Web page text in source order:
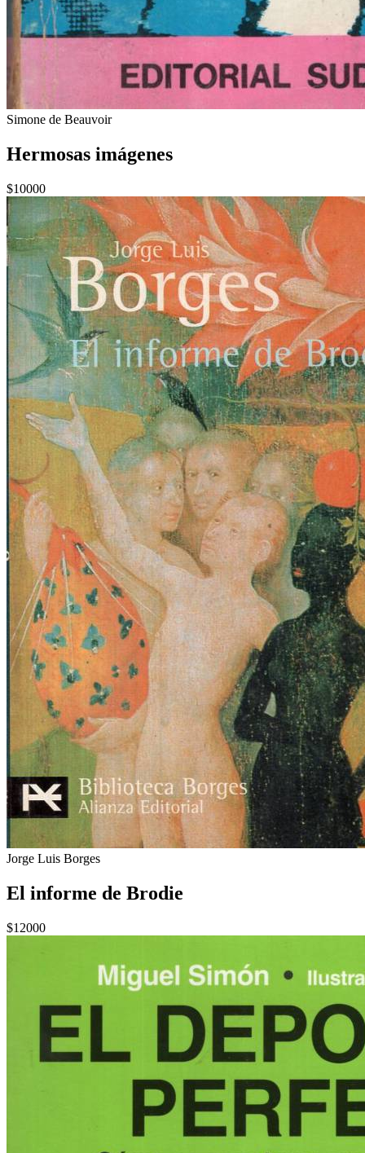
Simone de Beauvoir
Hermosas imágenes
$10000
Jorge Luis Borges
El informe de Brodie
$12000